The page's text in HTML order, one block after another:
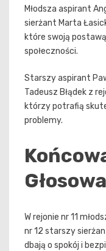
Młodsza aspirant
sierżant Marta
które swoją
społeczności.
Starszy aspirant
Tadeusz Błądek z
którzy potrafią
problemy.
W rejonie nr 11
nr 12 starszy
dbają o spokój i